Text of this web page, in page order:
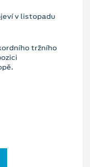
v listopadu
tržního